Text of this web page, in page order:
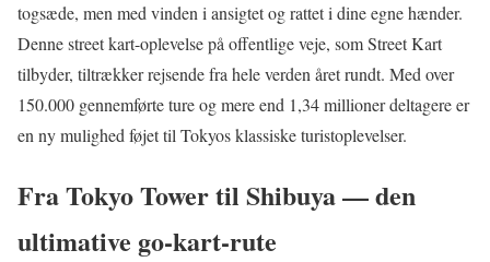
togsæde, men med vinden i ansigtet og rattet i dine egne hænder.
Denne street kart-oplevelse på offentlige veje, som Street Kart
tilbyder, tiltrækker rejsende fra hele verden året rundt. Med over
150.000 gennemførte ture og mere end 1,34 millioner deltagere er
en ny mulighed føjet til Tokyos klassiske turistoplevelser.
Fra Tokyo Tower til Shibuya — den
ultimative go-kart-rute